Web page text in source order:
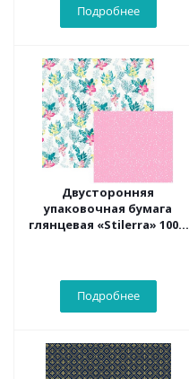
Подробнее
Двусторонняя
упаковочная бумага
глянцевая «Stilerra» 100 x
Подробнее